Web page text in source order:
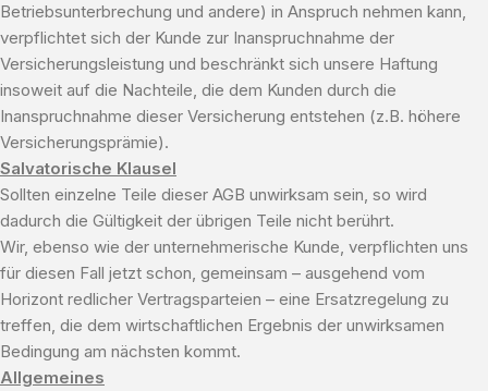
Betriebsunterbrechung und andere) in Anspruch nehmen kann,
verpflichtet sich der Kunde zur Inanspruchnahme der
Versicherungsleistung und beschränkt sich unsere Haftung
insoweit auf die Nachteile, die dem Kunden durch die
Inanspruchnahme dieser Versicherung entstehen (z.B. höhere
Versicherungsprämie).
Salvatorische Klausel
Sollten einzelne Teile dieser AGB unwirksam sein, so wird
dadurch die Gültigkeit der übrigen Teile nicht berührt.
Wir, ebenso wie der unternehmerische Kunde, verpflichten uns
für diesen Fall jetzt schon, gemeinsam – ausgehend vom
Horizont redlicher Vertragsparteien – eine Ersatzregelung zu
treffen, die dem wirtschaftlichen Ergebnis der unwirksamen
Bedingung am nächsten kommt.
Allgemeines